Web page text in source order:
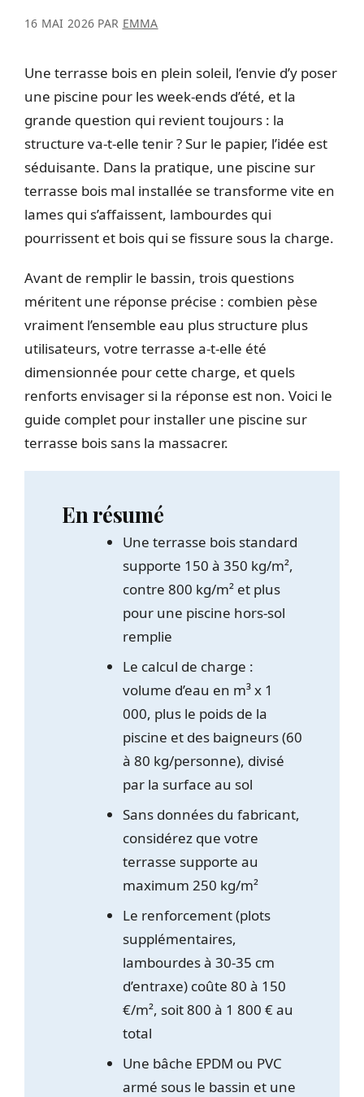
16 MAI 2026 PAR EMMA
Une terrasse bois en plein soleil, l’envie d’y poser
une piscine pour les week-ends d’été, et la
grande question qui revient toujours : la
structure va-t-elle tenir ? Sur le papier, l’idée est
séduisante. Dans la pratique, une piscine sur
terrasse bois mal installée se transforme vite en
lames qui s’affaissent, lambourdes qui
pourrissent et bois qui se fissure sous la charge.
Avant de remplir le bassin, trois questions
méritent une réponse précise : combien pèse
vraiment l’ensemble eau plus structure plus
utilisateurs, votre terrasse a-t-elle été
dimensionnée pour cette charge, et quels
renforts envisager si la réponse est non. Voici le
guide complet pour installer une piscine sur
terrasse bois sans la massacrer.
En résumé
Une terrasse bois standard
supporte 150 à 350 kg/m²,
contre 800 kg/m² et plus
pour une piscine hors-sol
remplie
Le calcul de charge :
volume d’eau en m³ x 1
000, plus le poids de la
piscine et des baigneurs (60
à 80 kg/personne), divisé
par la surface au sol
Sans données du fabricant,
considérez que votre
terrasse supporte au
maximum 250 kg/m²
Le renforcement (plots
supplémentaires,
lambourdes à 30-35 cm
d’entraxe) coûte 80 à 150
€/m², soit 800 à 1 800 € au
total
Une bâche EPDM ou PVC
armé sous le bassin et une